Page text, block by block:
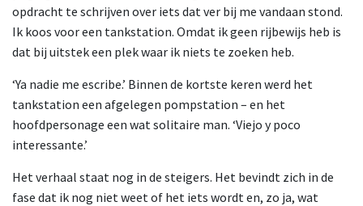
opdracht te schrijven over iets dat ver bij me vandaan stond.
Ik koos voor een tankstation. Omdat ik geen rijbewijs heb is
dat bij uitstek een plek waar ik niets te zoeken heb.
‘Ya nadie me escribe.’ Binnen de kortste keren werd het
tankstation een afgelegen pompstation – en het
hoofdpersonage een wat solitaire man. ‘Viejo y poco
interessante.’
Het verhaal staat nog in de steigers. Het bevindt zich in de
fase dat ik nog niet weet of het iets wordt en, zo ja, wat